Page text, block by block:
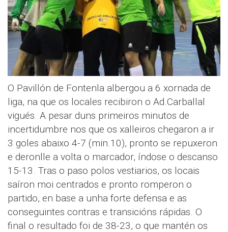
O Pavillón de Fontenla albergou a 6 xornada de
liga, na que os locales recibiron o Ad.Carballal
vigués. A pesar duns primeiros minutos de
incertidumbre nos que os xalleiros chegaron a ir
3 goles abaixo 4-7 (min.10), pronto se repuxeron
e deronlle a volta o marcador, índose o descanso
15-13. Tras o paso polos vestiarios, os locais
saíron moi centrados e pronto romperon o
partido, en base a unha forte defensa e as
conseguintes contras e transicións rápidas. O
final o resultado foi de 38-23, o que mantén os